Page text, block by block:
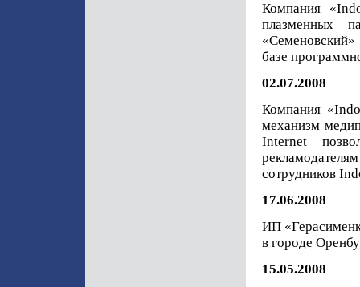
Компания
плазменных
базе
02.07.2008
Компания
механизм
Internet
сотрудников
17.06.2008
ИП
в городе
15.05.2008